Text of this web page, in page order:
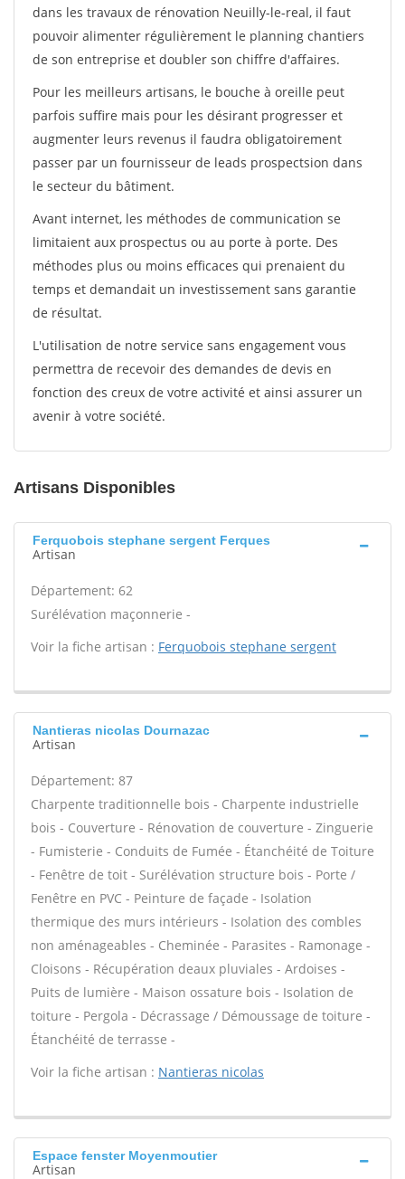
dans les travaux de rénovation Neuilly-le-real, il faut
pouvoir alimenter régulièrement le planning chantiers
de son entreprise et doubler son chiffre d'affaires.
Pour les meilleurs artisans, le bouche à oreille peut
parfois suffire mais pour les désirant progresser et
augmenter leurs revenus il faudra obligatoirement
passer par un fournisseur de leads prospectsion dans
le secteur du bâtiment.
Avant internet, les méthodes de communication se
limitaient aux prospectus ou au porte à porte. Des
méthodes plus ou moins efficaces qui prenaient du
temps et demandait un investissement sans garantie
de résultat.
L'utilisation de notre service sans engagement vous
permettra de recevoir des demandes de devis en
fonction des creux de votre activité et ainsi assurer un
avenir à votre société.
Artisans Disponibles
Ferquobois stephane sergent Ferques
Artisan
Département: 62
Surélévation maçonnerie -
Voir la fiche artisan : Ferquobois stephane sergent
Nantieras nicolas Dournazac
Artisan
Département: 87
Charpente traditionnelle bois - Charpente industrielle
bois - Couverture - Rénovation de couverture - Zinguerie
- Fumisterie - Conduits de Fumée - Étanchéité de Toiture
- Fenêtre de toit - Surélévation structure bois - Porte /
Fenêtre en PVC - Peinture de façade - Isolation
thermique des murs intérieurs - Isolation des combles
non aménageables - Cheminée - Parasites - Ramonage -
Cloisons - Récupération deaux pluviales - Ardoises -
Puits de lumière - Maison ossature bois - Isolation de
toiture - Pergola - Décrassage / Démoussage de toiture -
Étanchéité de terrasse -
Voir la fiche artisan : Nantieras nicolas
Espace fenster Moyenmoutier
Artisan